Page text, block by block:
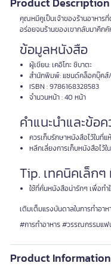
คุณหมีคูเป็นเจ้าของร้านอาหาร
อร่อยจนร้านของเขากลับมาคึก
ข้อมูลหนังสือ
ผู้เขียน: เคอิโกะ ชิบาตะ
สำนักพิมพ์: แซนด์คล็อคบุ๊คส์
ISBN : 9786168328583
จำนวนหน้า : 40 หน้า
คำแนะนำและข้อค
ควรเก็บรักษาหนังสือไว้ในที่แ
หลีกเลี่ยงการเก็บหนังสือไว้
Tip. เทคนิคเล็กๆ
ใช้ที่คั่นหนังสือน่ารักๆ เพื่อท
เติมเต็มแรงบันดาลในการทำอ
#การทำอาหาร #วรรณกรรมแฟ
Product Information